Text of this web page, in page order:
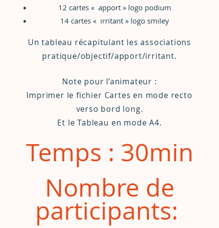
12 cartes « apport » logo podium
14 cartes « irritant » logo smiley
Un tableau récapitulant les associations
pratique/objectif/apport/irritant.
Note pour l’animateur :
Imprimer le fichier Cartes en mode recto
verso bord long.
Et leTableau en mode A4.
Temps : 30min
Nombre de
participants: